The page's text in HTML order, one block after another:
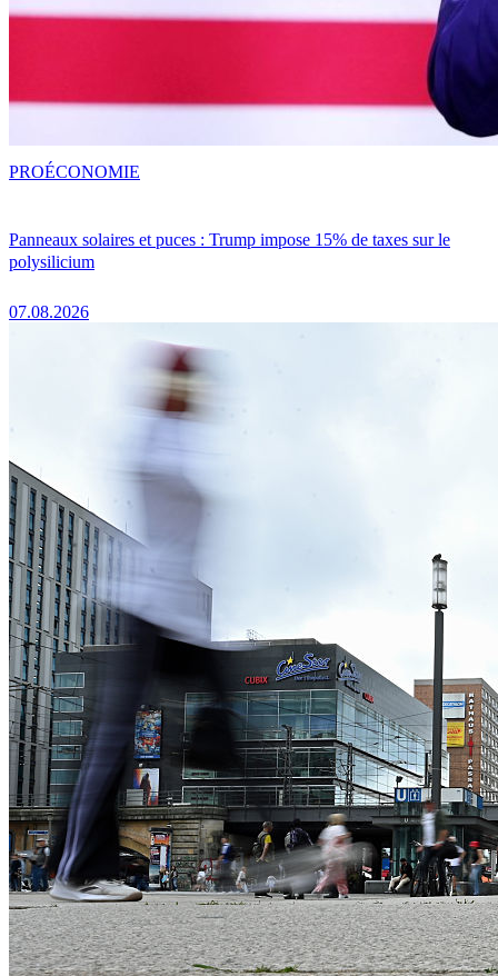
Panneaux solaires et puces : Trump impose 15% de taxes sur le
polysilicium
07.08.2026
PROÉCONOMIE